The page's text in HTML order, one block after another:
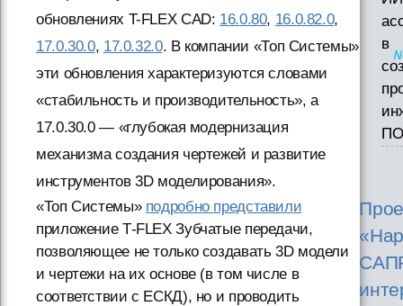
обновлениях T-FLEX CAD: 16.0.80, 16.0.82.0,
17.0.30.0, 17.0.32.0. В компании «Топ Системы»
эти обновления характеризуются словами
«стабильность и производительность», а
17.0.30.0 — «глубокая модернизация
механизма создания чертежей и развитие
инструментов 3D моделирования».
«Топ Системы» подробно представили
приложение Т-FLEX Зубчатые передачи,
позволяющее не только создавать 3D модели
и чертежи на их основе (в том числе в
соответствии с ЕСКД), но и проводить
в
ПО